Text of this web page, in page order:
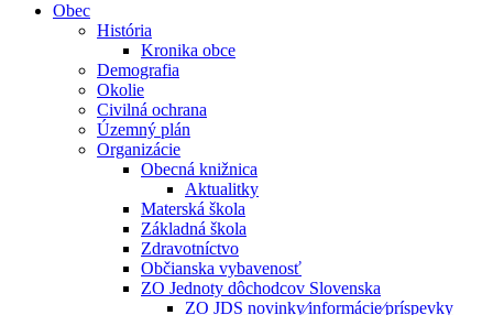
Obec
História
Kronika obce
Demografia
Okolie
Civilná ochrana
Územný plán
Organizácie
Obecná knižnica
Aktualitky
Materská škola
Základná škola
Zdravotníctvo
Občianska vybavenosť
ZO Jednoty dôchodcov Slovenska
ZO JDS novinky⁄informácie⁄príspevky